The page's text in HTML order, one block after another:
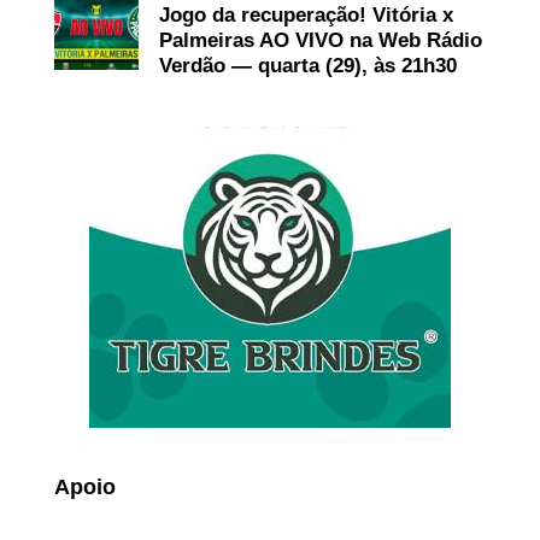
Jogo da recuperação! Vitória x
Palmeiras AO VIVO na Web Rádio
Verdão — quarta (29), às 21h30
Apoio